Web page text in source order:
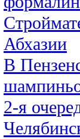
Абхазии
В
2-я